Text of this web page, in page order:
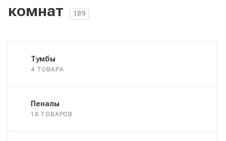
комнат
189
Тумбы
4 ТОВАРА
Пеналы
18 ТОВАРОВ